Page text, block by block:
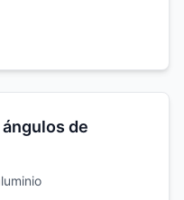
de